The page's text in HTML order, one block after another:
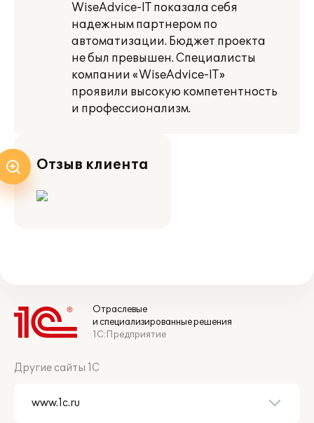
WiseAdvice-IT показала себя
надежным партнером по
автоматизации. Бюджет проекта
не был превышен. Специалисты
компании «WiseAdvice-IT»
проявили высокую компетентность
и профессионализм.
Отзыв клиента
Отраслевые
и специализированные решения
1С:Предприятие
Другие сайты 1С